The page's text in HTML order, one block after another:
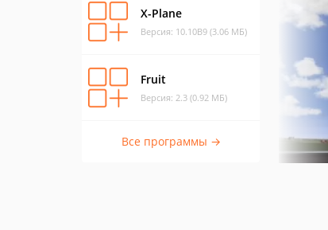
X-Plane
Версия: 10.10B9 (3.06 МБ)
Fruit
Версия: 2.3 (0.92 МБ)
Все программы →